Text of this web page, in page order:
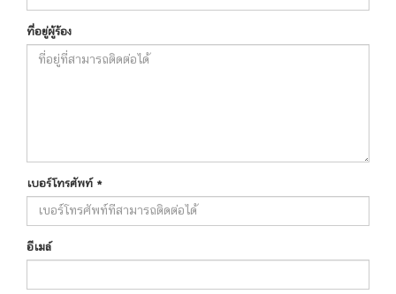
ที่อยู่ผู้ร้อง
เบอร์โทรศัพท์ *
อีเมล์